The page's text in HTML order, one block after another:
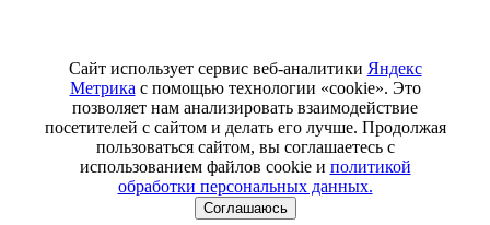
Сайт использует сервис веб-аналитики Яндекс
Метрика с помощью технологии «cookie». Это
позволяет нам анализировать взаимодействие
посетителей с сайтом и делать его лучше. Продолжая
пользоваться сайтом, вы соглашаетесь с
использованием файлов cookie и политикой
обработки персональных данных.
Соглашаюсь